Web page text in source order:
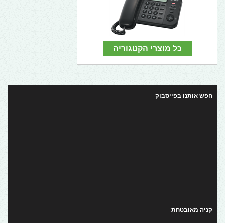
כל מוצרי הקטגוריה
חפש אותנו בפייסבוק
קניה מאובטחת